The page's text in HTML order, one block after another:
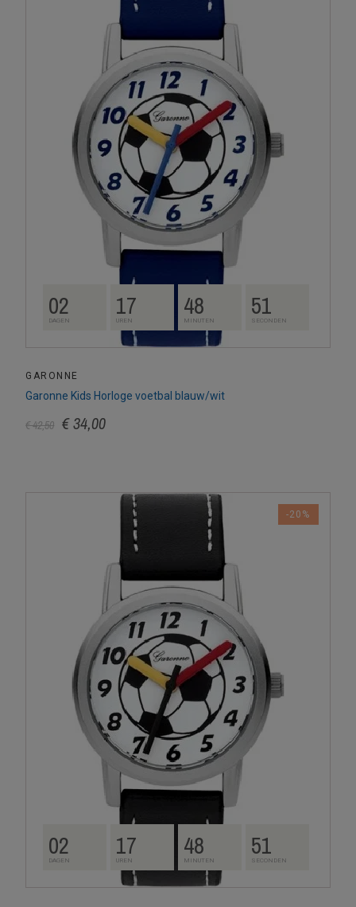
02
DAGEN 17
UREN 48
MINUTEN 50
SECONDEN
GARONNE
Garonne Kids Horloge voetbal blauw/wit
€ 42,50 € 34,00
02
DAGEN 17
UREN 48
MINUTEN 50
SECONDEN
-20%